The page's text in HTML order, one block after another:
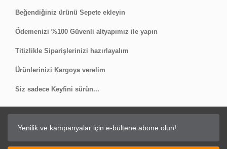
Beğendiğiniz ürünü Sepete ekleyin
Ödemenizi %100 Güvenli altyapımız ile yapın
Titizlikle Siparişlerinizi hazırlayalım
Ürünlerinizi Kargoya verelim
Siz sadece Keyfini sürün...